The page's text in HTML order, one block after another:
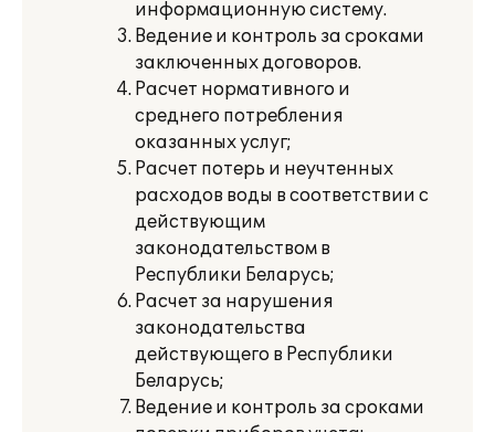
информационную систему.
Ведение и контроль за сроками
заключенных договоров.
Расчет нормативного и
среднего потребления
оказанных услуг;
Расчет потерь и неучтенных
расходов воды в соответствии с
действующим
законодательством в
Республики Беларусь;
Расчет за нарушения
законодательства
действующего в Республики
Беларусь;
Ведение и контроль за сроками